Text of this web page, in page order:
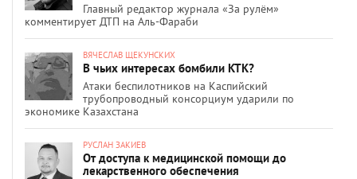
Главный редактор журнала «За рулём»
комментирует ДТП на Аль-Фараби
ВЯЧЕСЛАВ ЩЕКУНСКИХ
В чьих интересах бомбили КТК?
Атаки беспилотников на Каспийский
трубопроводный консорциум ударили по
экономике Казахстана
РУСЛАН ЗАКИЕВ
От доступа к медицинской помощи до
лекарственного обеспечения